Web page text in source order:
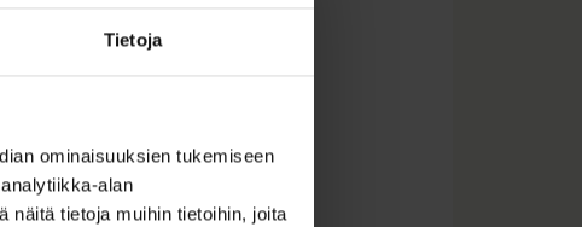
Tietoja
ominaisuuksien tukemiseen
alan
näitä tietoja muihin tietoihin, joita